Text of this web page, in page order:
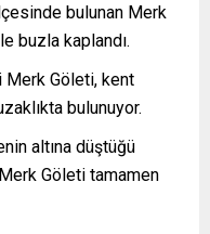
bulunan Merk
buzla kaplandı.
Merk Göleti, kent
bulunuyor.
altına düştüğü
Göleti tamamen